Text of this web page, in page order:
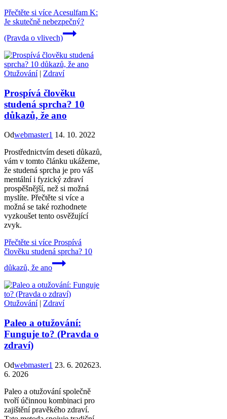
Přečtěte si více Acesulfam K:
Je skutečně nebezpečný?
(Pravda o vlivech)
Otužování| Zdraví
Prospívá člověku
studená sprcha? 10
důkazů, že ano
Odwebmaster1 14. 10. 2022
Prostřednictvím deseti důkazů,
vám v tomto článku ukážeme,
že studená sprcha je pro váš
mentální i fyzický zdraví
prospěšnější, než si možná
myslíte. Přečtěte si více a
možná se také rozhodnete
vyzkoušet tento osvěžující
zvyk.
Přečtěte si více Prospívá
člověku studená sprcha? 10
důkazů, že ano
Otužování| Zdraví
Paleo a otužování:
Funguje to? (Pravda o
zdraví)
Odwebmaster1 23. 6. 202623.
6. 2026
Paleo a otužování společně
tvoří účinnou kombinaci pro
zajištění pravěkého zdraví.